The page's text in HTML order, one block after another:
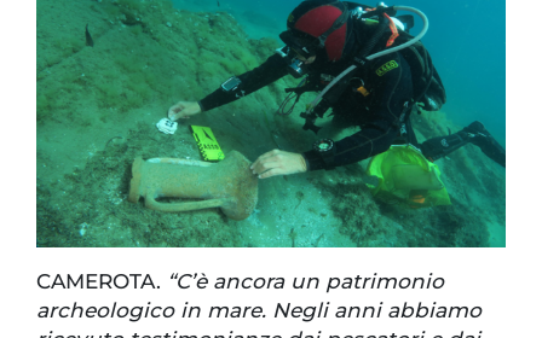
CAMEROTA. “C’è ancora un patrimonio
archeologico in mare. Negli anni abbiamo